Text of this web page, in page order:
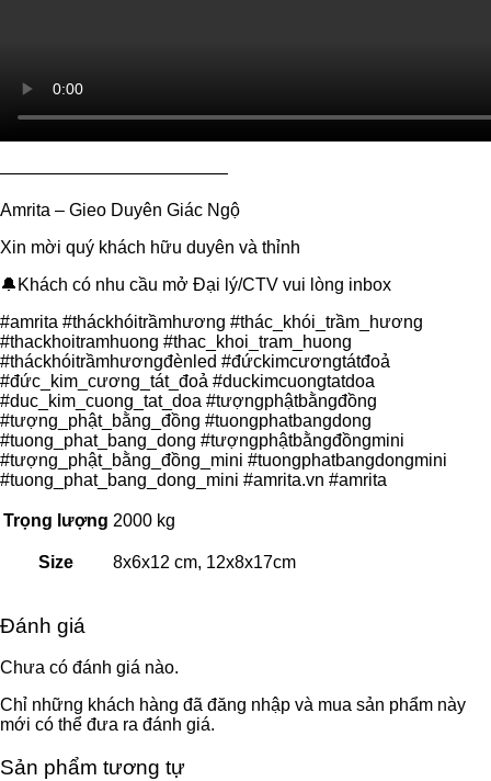
—————————————
Amrita – Gieo Duyên Giác Ngộ
Xin mời quý khách hữu duyên và thỉnh
🔔Khách có nhu cầu mở Đại lý/CTV vui lòng inbox
#amrita #tháckhóitrầmhương #thác_khói_trầm_hương
#thackhoitramhuong #thac_khoi_tram_huong
#tháckhóitrầmhươngđènled #đứckimcươngtátđoả
#đức_kim_cương_tát_đoả #duckimcuongtatdoa
#duc_kim_cuong_tat_doa #tượngphậtbằngđồng
#tượng_phật_bằng_đồng #tuongphatbangdong
#tuong_phat_bang_dong #tượngphậtbằngđồngmini
#tượng_phật_bằng_đồng_mini #tuongphatbangdongmini
#tuong_phat_bang_dong_mini #amrita.vn #amrita
Trọng lượng 2000 kg
Size 8x6x12 cm, 12x8x17cm
Đánh giá
Chưa có đánh giá nào.
Chỉ những khách hàng đã đăng nhập và mua sản phẩm này
mới có thể đưa ra đánh giá.
Sản phẩm tương tự